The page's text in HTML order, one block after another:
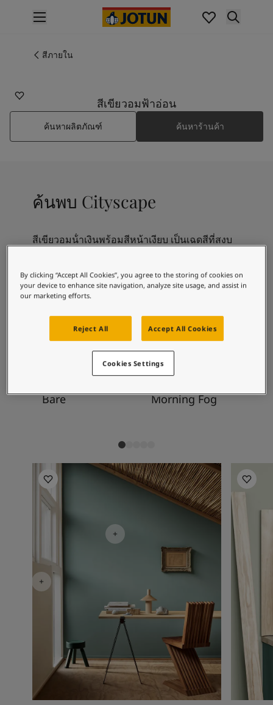
การทาสีภายใน
ไปที่แคตตาล็อกสินค้า
เฉดสี
เฉดสีทาภายใน
สีภายใน
Colour Tools
แรงบันดาลใจ
แรงบันดาลใจสีทาภายใน
บทความแรงบันดาลใจจากโจตันสำหรับบ้านของคุณ
บทความ
ทาสีบ้านของคุณ
ค้นหาร้านตัวแทนจำหน่าย
เอกสารข้อมูลทางเทคนิค
Soulful Spaces - คอลเลกชันสีใหม่ล่าสุดจากโจตัน
สีภายใน
สีเขียวอมฟ้าอ่อน
ค้นหาผลิตภัณฑ์ ค้นหาร้านค้า
ค้นพบ Cityscape
สีเขียวอมน้ําเงินพร้อมสีหน้าเงียบ เป็นเฉดสีที่สงบ
เงินและสีเขียว เช่นเดียวกับสีชมพู พีช และสีเหลือง
ที่ปิดเสียง โดยเฉพาะสีเหลืองที่ปิดเสียง มันจะ
รีเฟรชสีขาว สีเบจทอง และสีเทา
การผสมสีที่แนะนำ
Bare Morning Fog
Living Room Inspiration Living
By clicking “Accept All Cookies”, you agree to the storing of cookies on
your device to enhance site navigation, analyze site usage, and assist in
our marketing efforts.
Reject All Accept All Cookies
Cookies Settings